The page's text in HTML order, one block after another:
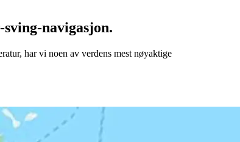
navigasjon.
har vi noen av verdens mest nøyaktige